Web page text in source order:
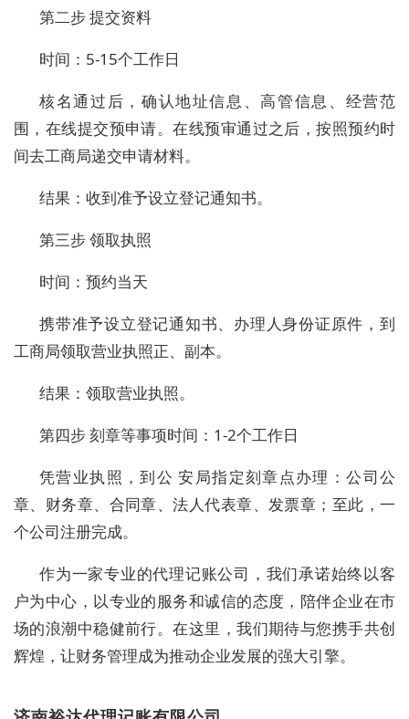
第二步 提交资料
时间：5-15个工作日
核名通过后，确认地址信息、高管信息、经营范
围，在线提交预申请。在线预审通过之后，按照预约时
间去工商局递交申请材料。
结果：收到准予设立登记通知书。
第三步 领取执照
时间：预约当天
携带准予设立登记通知书、办理人身份证原件，到
工商局领取营业执照正、副本。
结果：领取营业执照。
第四步 刻章等事项时间：1-2个工作日
凭营业执照，到公 安局指定刻章点办理：公司公
章、财务章、合同章、法人代表章、发票章；至此，一
个公司注册完成。
作为一家专业的代理记账公司，我们承诺始终以客
户为中心，以专业的服务和诚信的态度，陪伴企业在市
场的浪潮中稳健前行。在这里，我们期待与您携手共创
辉煌，让财务管理成为推动企业发展的强大引擎。